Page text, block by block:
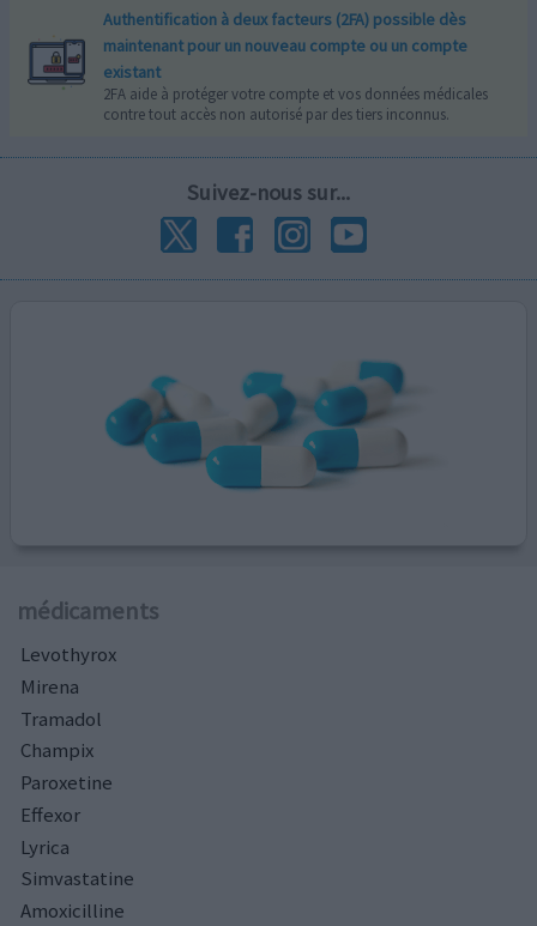
Authentification à deux facteurs (2FA) possible dès
maintenant pour un nouveau compte ou un compte
existant
2FA aide à protéger votre compte et vos données médicales
contre tout accès non autorisé par des tiers inconnus.
Suivez-nous sur...
médicaments
Levothyrox
Mirena
Tramadol
Champix
Paroxetine
Effexor
Lyrica
Simvastatine
Amoxicilline